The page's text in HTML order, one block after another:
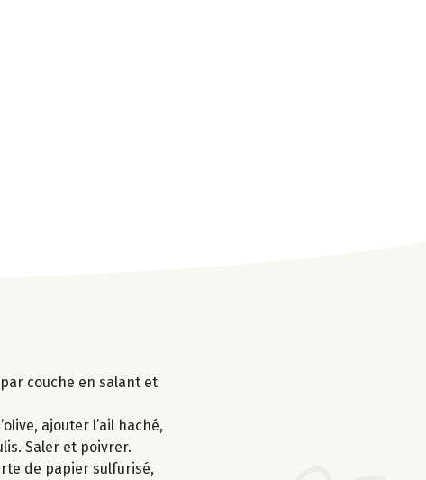
couche en salant et
ajouter l’ail haché,
Saler et poivrer.
de papier sulfurisé,